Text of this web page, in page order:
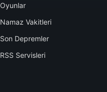
Oyunlar
Namaz Vakitleri
Son Depremler
RSS Servisleri